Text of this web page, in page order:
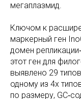
мегаплазмид.
Ключом к
маркерный ген
домен
этот ген для
выявлено 29
одному из 4х
по размеру,